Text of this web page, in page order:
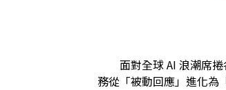
面對全球 AI 浪潮席捲
務從「被動回應」進化為